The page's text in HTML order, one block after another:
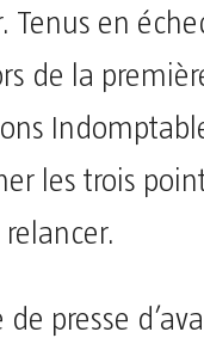
Tenus en
de la
les trois
presse